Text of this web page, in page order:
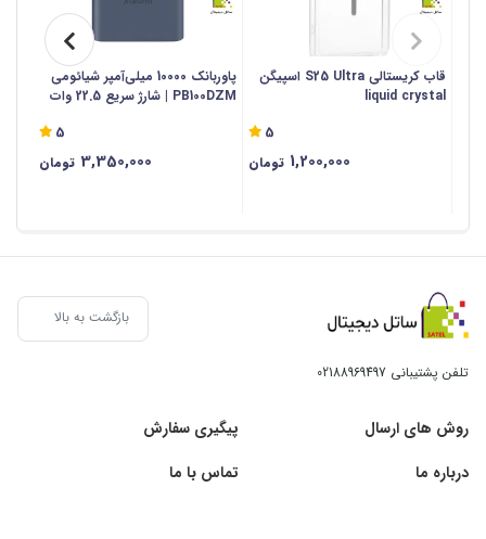
قاب کریستالی S25 Ultra اسپیگن
liquid crystal
5
1,200,000 تومان
پاوربانک 10000 میلی‌آمپر شیائومی
PB100DZM | شارژ سریع 22.5 وات
5
3,350,000 تومان
بازگشت به بالا
تلفن پشتیبانی 02188969497
روش های ارسال
پیگیری سفارش
درباره ما
تماس با ما